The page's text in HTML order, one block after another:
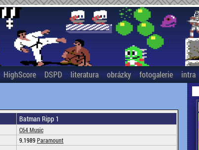
HighScore DSPD literatura obrázky fotogalerie intra
Batman Ripp 1
C64 Music
9.1989Paramount